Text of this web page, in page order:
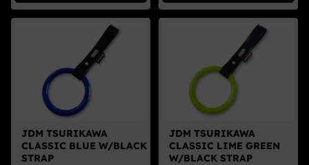
JDM TSURIKAWA
CLASSIC BLUE W/BLACK
STRAP
JDM TSURIKAWA
CLASSIC LIME GREEN
W/BLACK STRAP